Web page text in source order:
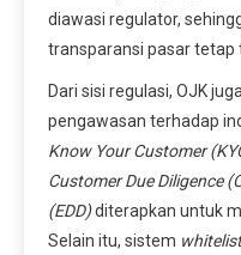
diawasi regulator,
transparansi pasar tetap
Dari sisi regulasi, OJK
pengawasan terhadap
Know Your Customer
Customer Due Diligence
(EDD)diterapkan untuk
Selain itu, sistem whitelist